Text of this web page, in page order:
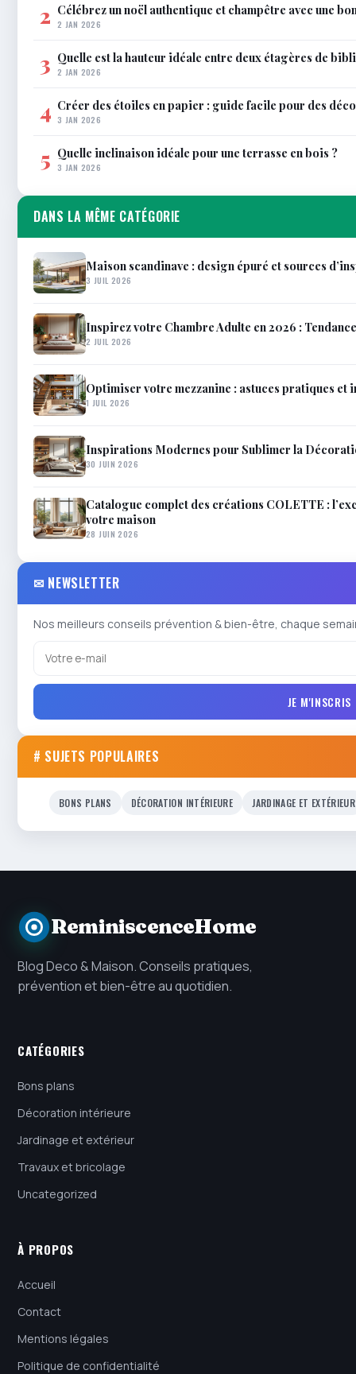
2 Célébrez un noël authentique et champêtre avec une
2 JAN 2026
3 Quelle est la hauteur idéale entre deux étagères de
2 JAN 2026
4 Créer des étoiles en papier : guide facile pour des
3 JAN 2026
5 Quelle inclinaison idéale pour une terrasse en bois ?
3 JAN 2026
DANS LA MÊME CATÉGORIE
Maison scandinave : design épuré et sources
3 JUIL 2026
Inspirez votre Chambre Adulte en 2026 :
2 JUIL 2026
Optimiser votre mezzanine : astuces pratiques et
1 JUIL 2026
Inspirations Modernes pour Sublimer la
30 JUIN 2026
Catalogue complet des créations COLETTE :
votre maison
28 JUIN 2026
✉ NEWSLETTER
Nos meilleurs conseils prévention & bien-être, chaque
JE M'INSCRIS
# SUJETS POPULAIRES
BONS PLANS DÉCORATION INTÉRIEURE JARDINAGE ET EXTÉRIEUR
ReminiscenceHome
Blog Deco & Maison. Conseils pratiques,
prévention et bien-être au quotidien.
CATÉGORIES
Bons plans
Décoration intérieure
Jardinage et extérieur
Travaux et bricolage
Uncategorized
À PROPOS
Accueil
Contact
Mentions légales
Politique de confidentialité